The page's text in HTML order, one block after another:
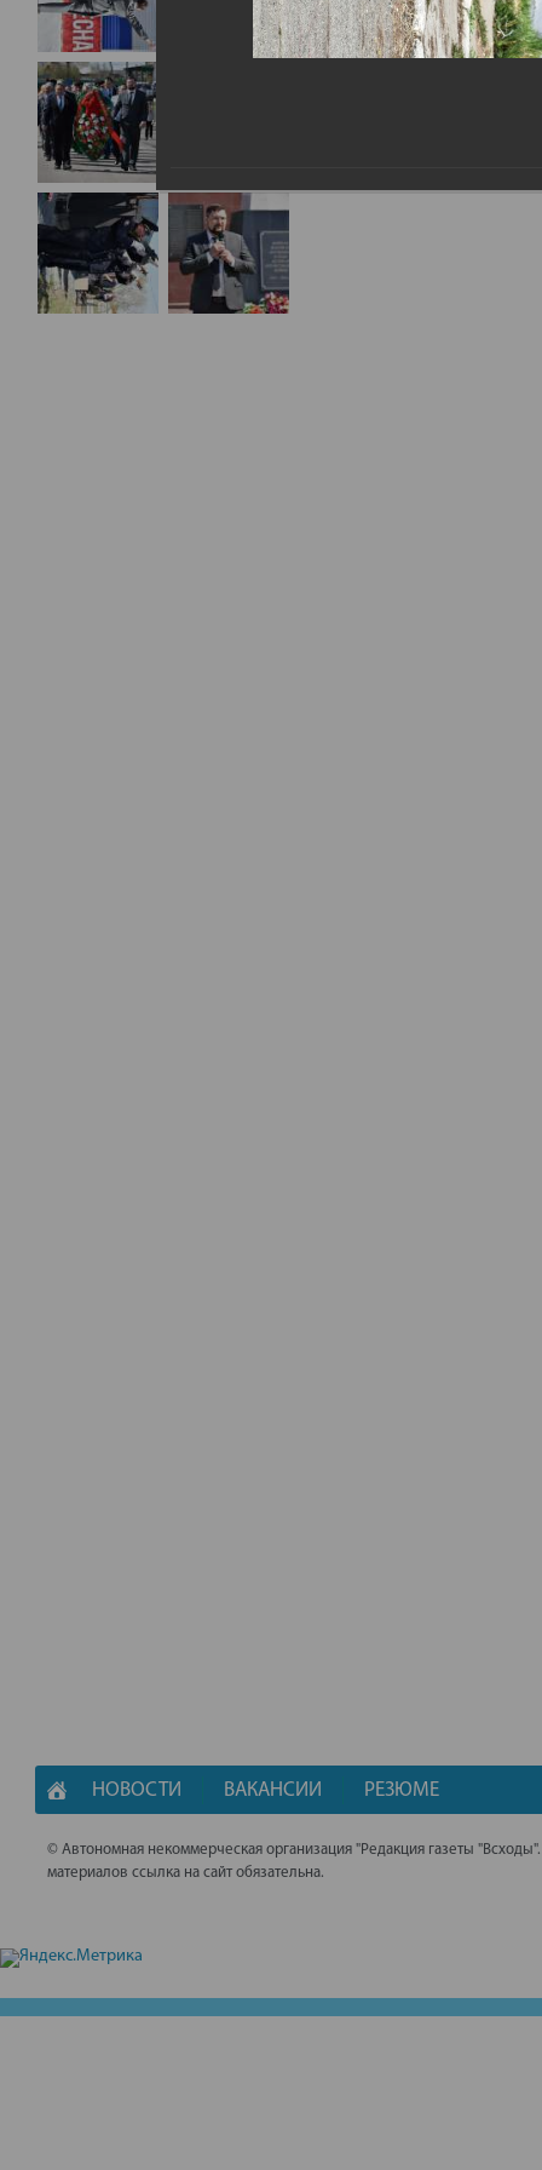
НОВОСТИ ВАКАНСИИ РЕЗЮМЕ
© Автономная некоммерческая организация "Редакция газеты
материалов ссылка на сайт обязательна.